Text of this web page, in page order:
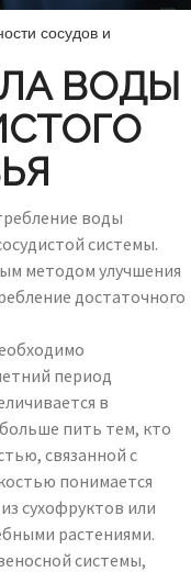
сосудов и
ВОДЫ
воды
системы.
методом улучшения
достаточного
период
в
пить тем, кто
связанной с
понимается
сухофруктов или
растениями.
системы,